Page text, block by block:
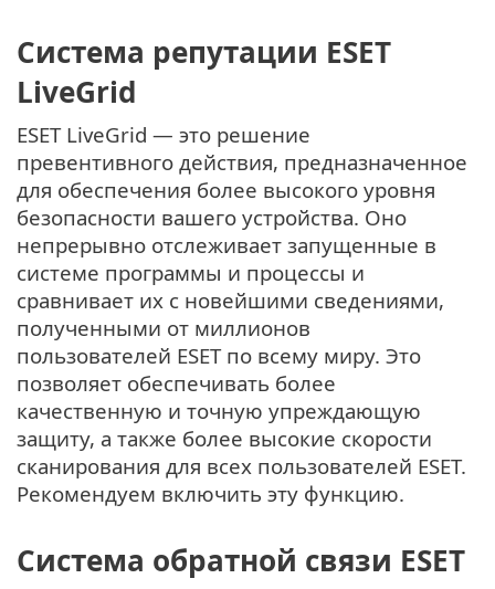
Система репутации ESET
LiveGrid
ESET LiveGrid — это решение
превентивного действия, предназначенное
для обеспечения более высокого уровня
безопасности вашего устройства. Оно
непрерывно отслеживает запущенные в
системе программы и процессы и
сравнивает их с новейшими сведениями,
полученными от миллионов
пользователей ESET по всему миру. Это
позволяет обеспечивать более
качественную и точную упреждающую
защиту, а также более высокие скорости
сканирования для всех пользователей ESET.
Рекомендуем включить эту функцию.
Система обратной связи ESET